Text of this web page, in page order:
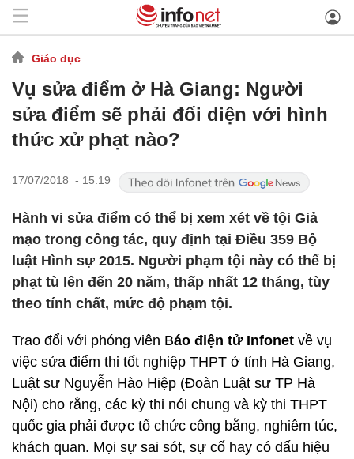
Giáo dục
Vụ sửa điểm ở Hà Giang: Người
sửa điểm sẽ phải đối diện với hình
thức xử phạt nào?
17/07/2018 - 15:19
​Hành vi sửa điểm có thể bị xem xét về tội Giả
mạo trong công tác, quy định tại Điều 359 Bộ
luật Hình sự 2015. Người phạm tội này có thể bị
phạt tù lên đến 20 năm, thấp nhất 12 tháng, tùy
theo tính chất, mức độ phạm tội.
Trao đổi với phóng viên Báo điện tử Infonet về vụ
việc sửa điểm thi tốt nghiệp THPT ở tỉnh Hà Giang,
Luật sư Nguyễn Hào Hiệp (Đoàn Luật sư TP Hà
Nội) cho rằng, các kỳ thi nói chung và kỳ thi THPT
quốc gia phải được tổ chức công bằng, nghiêm túc,
khách quan. Mọi sự sai sót, sự cố hay có dấu hiệu